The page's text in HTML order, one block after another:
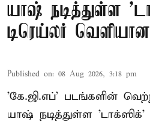
யாஷ் நடித்துள்ள
டிரெய்லர்
Published on: 08 Aug 2026, 3:18 pm
'கே.ஜி.எப்' படங்களின்
யாஷ் நடித்துள்ள